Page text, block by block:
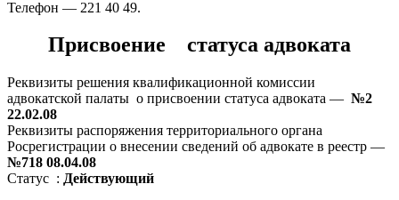
Телефон — 221 40 49.
Присвоение статуса адвоката
Реквизиты решения квалификационной комиссии
адвокатской палаты о присвоении статуса адвоката — №2
22.02.08
Реквизиты распоряжения территориального органа
Росрегистрации о внесении сведений об адвокате в реестр —
№718 08.04.08
Статус : Действующий